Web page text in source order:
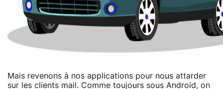
Mais revenons à nos applications pour nous attarder
sur les clients mail. Comme toujours sous Android, on